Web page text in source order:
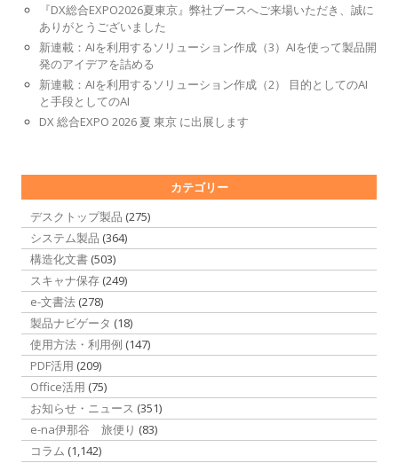
『DX総合EXPO2026夏東京』弊社ブースへご来場いただき、誠に
ありがとうございました
新連載：AIを利用するソリューション作成（3）AIを使って製品開
発のアイデアを詰める
新連載：AIを利用するソリューション作成（2） 目的としてのAI
と手段としてのAI
DX 総合EXPO 2026 夏 東京 に出展します
カテゴリー
デスクトップ製品 (275)
システム製品 (364)
構造化文書 (503)
スキャナ保存 (249)
e-文書法 (278)
製品ナビゲータ (18)
使用方法・利用例 (147)
PDF活用 (209)
Office活用 (75)
お知らせ・ニュース (351)
e-na伊那谷 旅便り (83)
コラム (1,142)